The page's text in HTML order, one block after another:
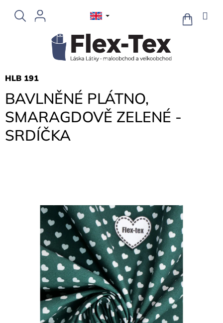
content
CART
BAVLNĚNÉ PLÁTNO,
SMARAGDOVĚ ZELENÉ -
SRDÍČKA
HLB 191